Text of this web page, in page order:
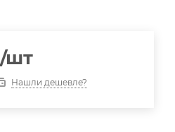
/шт
Нашли дешевле?